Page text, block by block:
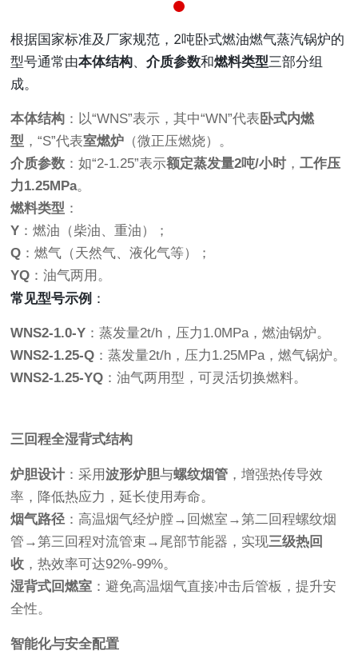
根据国家标准及厂家规范，2吨卧式燃油燃气蒸汽锅炉的
型号通常由本体结构、介质参数和燃料类型三部分组
成。
本体结构 ：以“WNS”表示，其中“WN”代表 卧式内燃
型 ，“S”代表室燃炉 （微正压燃烧）。
介质参数 ：如“2-1.25”表示额定蒸发量2吨/小时，工作压
力1.25MPa。
燃料类型 ：
Y ：燃油（柴油、重油）；
Q ：燃气（天然气、液化气等）；
YQ ：油气两用。
常见型号示例 ：
WNS2-1.0-Y ：蒸发量2t/h，压力1.0MPa，燃油锅炉。
WNS2-1.25-Q ：蒸发量2t/h，压力1.25MPa，燃气锅炉。
WNS2-1.25-YQ ：油气两用型，可灵活切换燃料。
三回程全湿背式结构
炉胆设计 ：采用波形炉胆与螺纹烟管 ，增强热传导效
率，降低热应力，延长使用寿命。
烟气路径：高温烟气经炉膛→回燃室→第二回程螺纹烟
管→第三回程对流管束→尾部节能器，实现三级热回
收 ，热效率可达92%-99%。
湿背式回燃室 ：避免高温烟气直接冲击后管板，提升安
全性。
智能化与安全配置